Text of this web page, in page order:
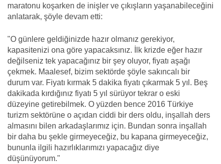
maratonu koşarken de inişler ve çıkışların yaşanabileceğini
anlatarak, şöyle devam etti:
"O günlere geldiğinizde hazır olmanız gerekiyor,
kapasitenizi ona göre yapacaksınız. İlk krizde eğer hazır
değilseniz tek yapacağınız bir şey oluyor, fiyatı aşağı
çekmek. Maalesef, bizim sektörde şöyle sakıncalı bir
durum var. Fiyatı kırmak 5 dakika fiyatı çıkarmak 5 yıl. Beş
dakikada kırdığınız fiyatı 5 yıl sürüyor tekrar o eski
düzeyine getirebilmek. O yüzden bence 2016 Türkiye
turizm sektörüne o açıdan ciddi bir ders oldu, inşallah ders
almasını bilen arkadaşlarımız için. Bundan sonra inşallah
bir daha bu şekle girmeyeceğiz, bu kapana girmeyeceğiz,
bununla ilgili hazırlıklarımızı yapacağız diye
düşünüyorum."